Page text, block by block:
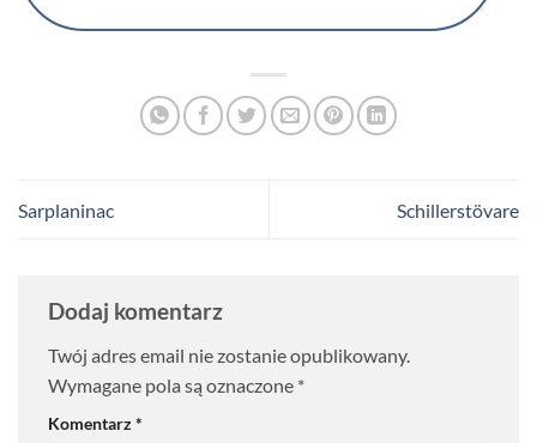
Sarplaninac Schillerstövare
Dodaj komentarz
Twój adres email nie zostanie opublikowany.
Wymagane pola są oznaczone *
Komentarz*